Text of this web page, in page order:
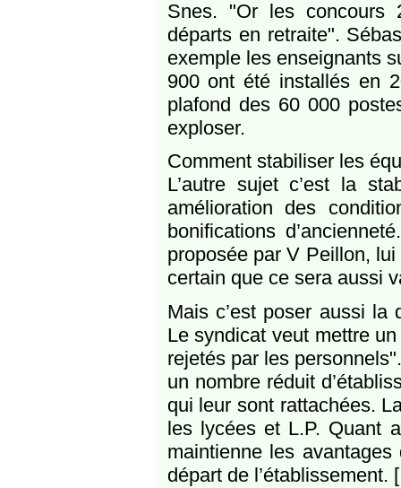
Snes. "Or les concours
départs en retraite".
exemple les enseignants
900 ont été installés en
plafond des 60 000
exploser.
Comment stabiliser les
L’autre sujet c’est la
amélioration des
bonifications
proposée par V Peillon,
certain que ce sera aussi
Mais c’est poser aussi la
Le syndicat veut mettre
rejetés par les
un nombre réduit
qui leur sont rattachées.
les lycées et L.P. Quant
maintienne les
départ de l’établissement.